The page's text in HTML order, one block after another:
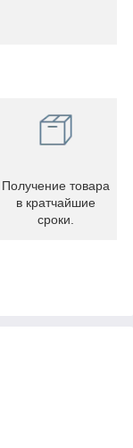
Получение товара
в кратчайшие
сроки.